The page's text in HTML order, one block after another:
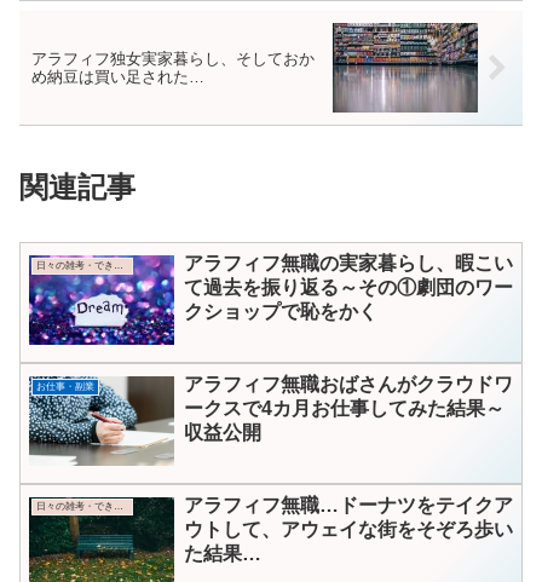
アラフィフ独女実家暮らし、そしておか
め納豆は買い足された…
関連記事
日々の雑考・できごと
アラフィフ無職の実家暮らし、暇こい
て過去を振り返る～その①劇団のワー
クショップで恥をかく
お仕事・副業
アラフィフ無職おばさんがクラウドワ
ークスで4カ月お仕事してみた結果～
収益公開
日々の雑考・できごと
アラフィフ無職…ドーナツをテイクア
ウトして、アウェイな街をそぞろ歩い
た結果…